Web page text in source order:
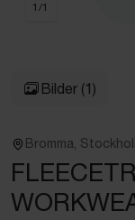
1 /1
Bilder (1)
Bromma,